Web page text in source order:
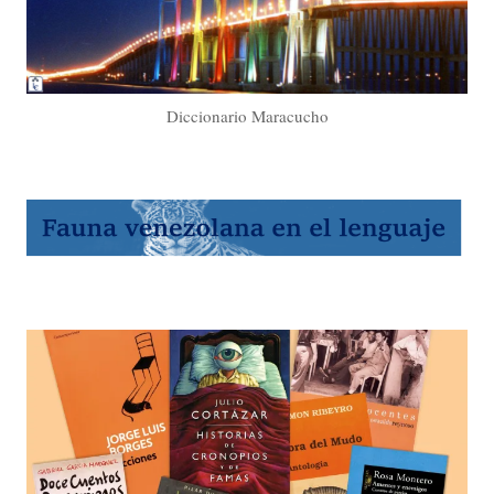
Diccionario Maracucho